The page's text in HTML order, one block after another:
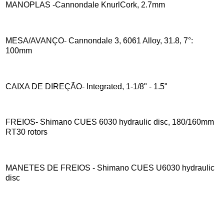
MANOPLAS -Cannondale KnurlCork, 2.7mm
MESA/AVANÇO- Cannondale 3, 6061 Alloy, 31.8, 7°:
100mm
CAIXA DE DIREÇÃO- Integrated, 1-1/8" - 1.5"
FREIOS- Shimano CUES 6030 hydraulic disc, 180/160mm
RT30 rotors
MANETES DE FREIOS - Shimano CUES U6030 hydraulic
disc